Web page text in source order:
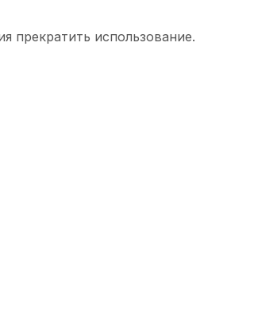
прекратить использование.